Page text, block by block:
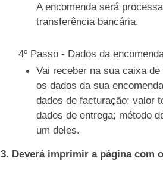
A encomenda será
transferência bancária.
4º Passo - Dados da
Vai receber na sua caixa
os dados da sua
dados de facturação; valor
dados de entrega; método
um deles.
3. Deverá imprimir a página com